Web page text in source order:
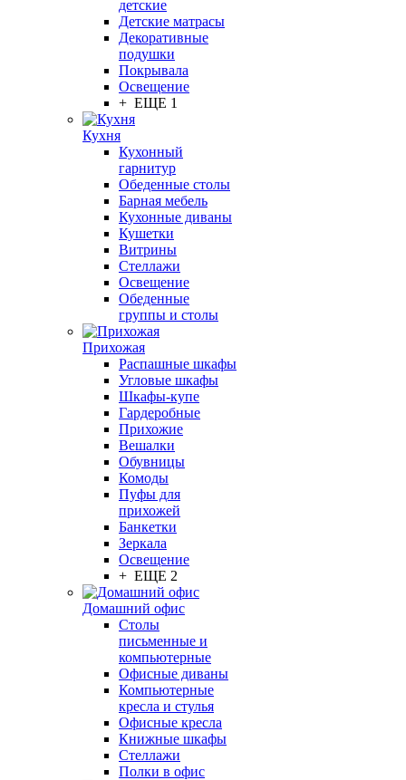
детские
Детские матрасы
Декоративные
подушки
Покрывала
Освещение
+ ЕЩЕ 1
Кухня
Кухонный
гарнитур
Обеденные столы
Барная мебель
Кухонные диваны
Кушетки
Витрины
Стеллажи
Освещение
Обеденные
группы и столы
Прихожая
Распашные шкафы
Угловые шкафы
Шкафы-купе
Гардеробные
Прихожие
Вешалки
Обувницы
Комоды
Пуфы для
прихожей
Банкетки
Зеркала
Освещение
+ ЕЩЕ 2
Домашний офис
Столы
письменные и
компьютерные
Офисные диваны
Компьютерные
кресла и стулья
Офисные кресла
Книжные шкафы
Стеллажи
Полки в офис